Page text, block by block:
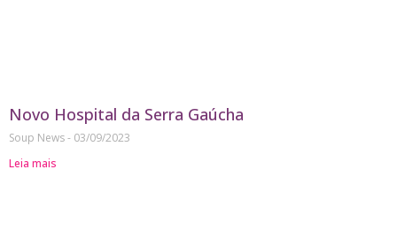
Novo Hospital da Serra Gaúcha
Soup News
03/09/2023
Leia mais